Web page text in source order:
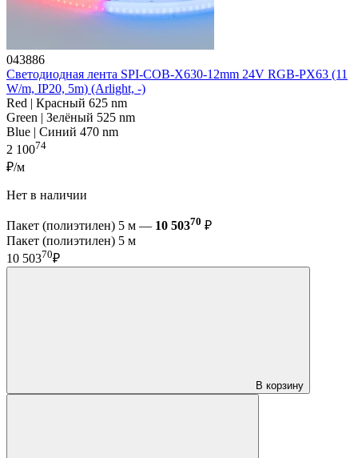
043886
Светодиодная лента SPI-COB-X630-12mm 24V RGB-PX63 (11
W/m, IP20, 5m) (Arlight, -)
Red | Красный 625 nm
Green | Зелёный 525 nm
Blue | Синий 470 nm
2 10074
₽/м
Нет в наличии
Пакет (полиэтилен) 5 м — 10 50370 ₽
Пакет (полиэтилен) 5 м
10 50370₽
В корзину